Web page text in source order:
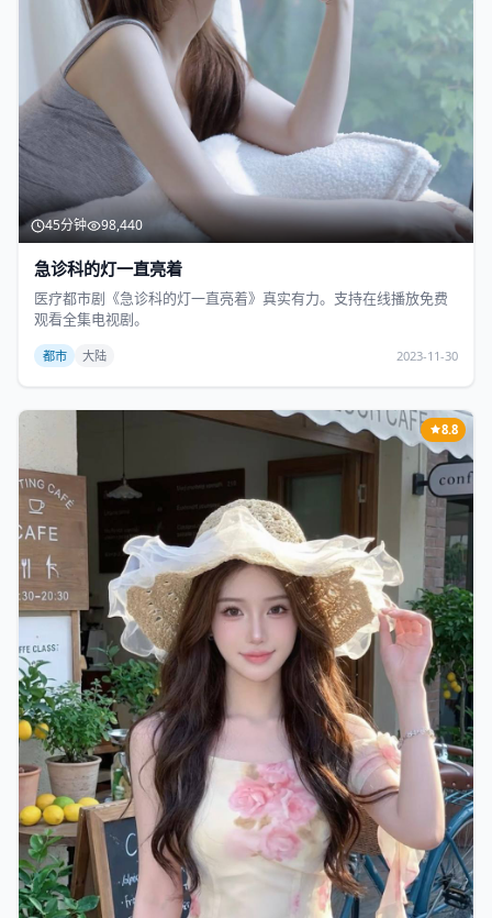
45分钟 98,440
急诊科的灯一直亮着
医疗都市剧《急诊科的灯一直亮着》真实有力。支持在线播放免费
观看全集电视剧。
都市 大陆 2023-11-30
8.8